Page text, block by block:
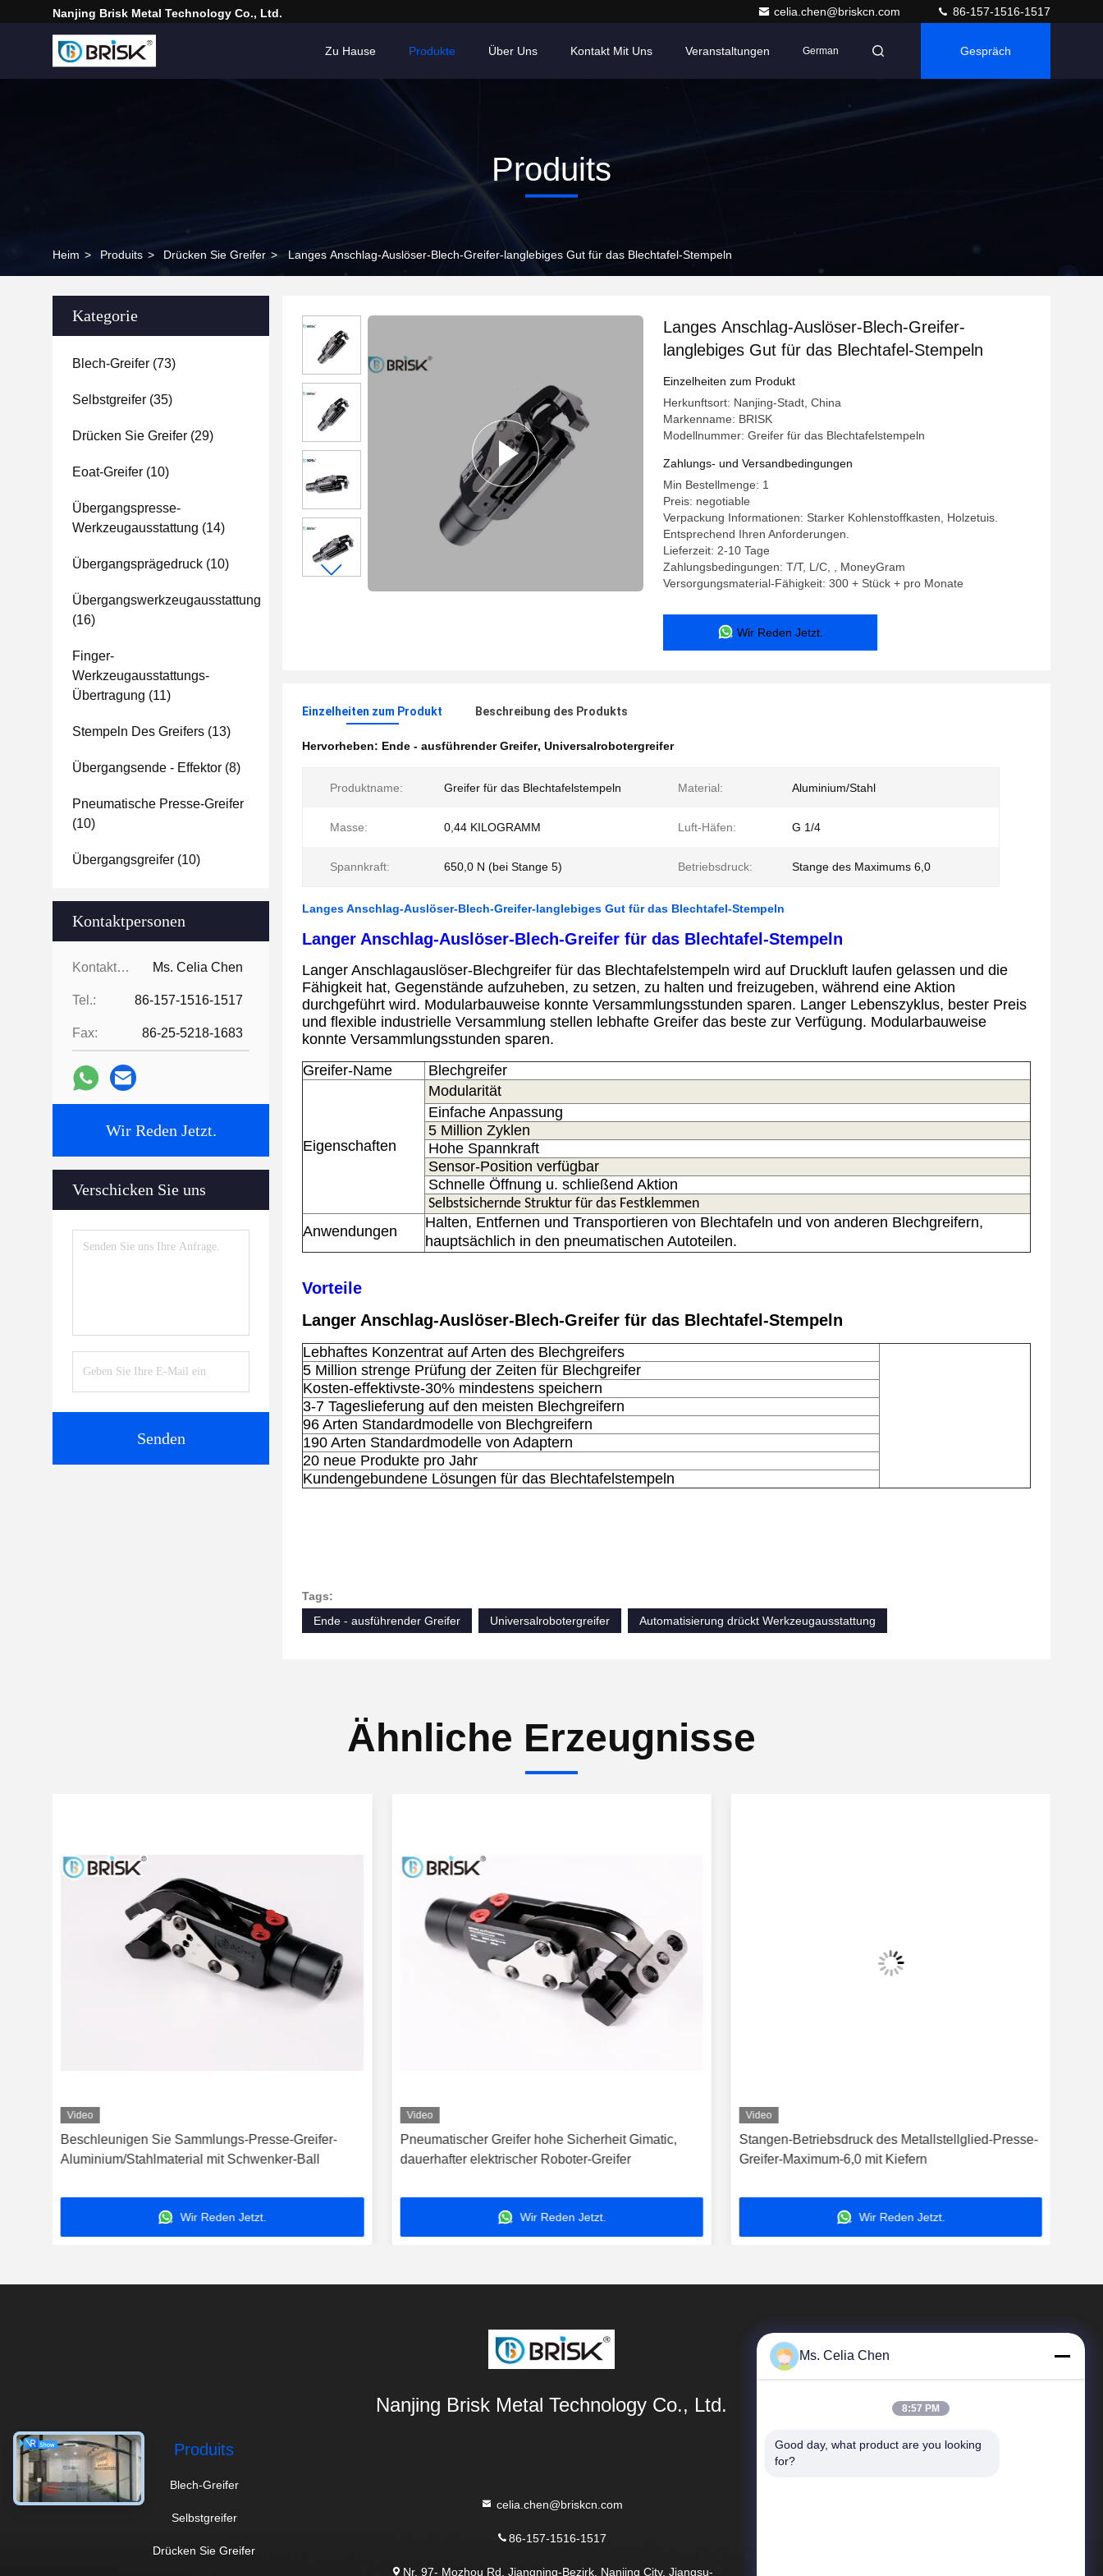
Nanjing Brisk Metal Technology Co., Ltd. celia.chen@briskcn.com 86-157-1516-1517
Zu Hause Produkte Über Uns Kontakt Mit Uns Veranstaltungen German Gespräch
Produits
Heim > Produits > Drücken Sie Greifer > Langes Anschlag-Auslöser-Blech-Greifer-langlebiges Gut für das Blechtafel-Stempeln
Kategorie
Blech-Greifer (73)
Selbstgreifer (35)
Drücken Sie Greifer (29)
Eoat-Greifer (10)
Übergangspresse-
Werkzeugausstattung (14)
Übergangsprägedruck (10)
Übergangswerkzeugausstattung
(16)
Finger-
Werkzeugausstattungs-
Übertragung (11)
Stempeln Des Greifers (13)
Übergangsende - Effektor (8)
Pneumatische Presse-Greifer
(10)
Übergangsgreifer (10)
Kontaktpersonen
Kontaktpersonen: Ms. Celia Chen
Tel.: 86-157-1516-1517
Fax: 86-25-5218-1683
Wir Reden Jetzt.
Verschicken Sie uns
Senden
Langes Anschlag-Auslöser-Blech-Greifer-
langlebiges Gut für das Blechtafel-Stempeln
Einzelheiten zum Produkt
Herkunftsort: Nanjing-Stadt, China
Markenname: BRISK
Modellnummer: Greifer für das Blechtafelstempeln
Zahlungs- und Versandbedingungen
Min Bestellmenge: 1
Preis: negotiable
Verpackung Informationen: Starker Kohlenstoffkasten, Holzetuis.
Entsprechend Ihren Anforderungen.
Lieferzeit: 2-10 Tage
Zahlungsbedingungen: T/T, L/C, , MoneyGram
Versorgungsmaterial-Fähigkeit: 300 + Stück + pro Monate
Wir Reden Jetzt.
Einzelheiten zum Produkt Beschreibung des Produkts
Hervorheben: Ende - ausführender Greifer, Universalrobotergreifer
Produktname: Greifer für das Blechtafelstempeln Material: Aluminium/Stahl
Masse: 0,44 KILOGRAMM Luft-Häfen: G 1/4
Spannkraft: 650,0 N (bei Stange 5) Betriebsdruck: Stange des Maximums 6,0
Langes Anschlag-Auslöser-Blech-Greifer-langlebiges Gut für das Blechtafel-Stempeln
Langer Anschlag-Auslöser-Blech-Greifer für das Blechtafel-Stempeln
Langer Anschlagauslöser-Blechgreifer für das Blechtafelstempeln wird auf Druckluft laufen gelassen und die
Fähigkeit hat, Gegenstände aufzuheben, zu setzen, zu halten und freizugeben, während eine Aktion
durchgeführt wird. Modularbauweise konnte Versammlungsstunden sparen. Langer Lebenszyklus, bester Preis
und flexible industrielle Versammlung stellen lebhafte Greifer das beste zur Verfügung. Modularbauweise
konnte Versammlungsstunden sparen.
Greifer-Name
Blechgreifer
Eigenschaften
Modularität
Einfache Anpassung
5 Million Zyklen
Hohe Spannkraft
Sensor-Position verfügbar
Schnelle Öffnung u. schließend Aktion
Selbstsichernde Struktur für das Festklemmen
Anwendungen
Halten, Entfernen und Transportieren von Blechtafeln und von anderen Blechgreifern,
hauptsächlich in den pneumatischen Autoteilen.
Vorteile
Langer Anschlag-Auslöser-Blech-Greifer für das Blechtafel-Stempeln
Lebhaftes Konzentrat auf Arten des Blechgreifers
5 Million strenge Prüfung der Zeiten für Blechgreifer
Kosten-effektivste-30% mindestens speichern
3-7 Tageslieferung auf den meisten Blechgreifern
96 Arten Standardmodelle von Blechgreifern
190 Arten Standardmodelle von Adaptern
20 neue Produkte pro Jahr
Kundengebundene Lösungen für das Blechtafelstempeln
Tags:
Ende - ausführender Greifer
Universalrobotergreifer Automatisierung drückt Werkzeugausstattung
Ähnliche Erzeugnisse
Video
Beschleunigen Sie Sammlungs-Presse-Greifer-
Aluminium/Stahlmaterial mit Schwenker-Ball
Wir Reden Jetzt.
Video
Pneumatischer Greifer hohe Sicherheit Gimatic,
dauerhafter elektrischer Roboter-Greifer
Wir Reden Jetzt.
Video
Stangen-Betriebsdruck des Metallstellglied-Presse-
Greifer-Maximum-6,0 mit Kiefern
Wir Reden Jetzt.
Nanjing Brisk Metal Technology Co., Ltd.
Produits
Blech-Greifer
Selbstgreifer
Drücken Sie Greifer
celia.chen@briskcn.com
86-157-1516-1517
Nr. 97- Mozhou Rd, Jiangning-Bezirk, Nanjing City, Jiangsu-
Schnelle Links
Ms. Celia Chen
8:57 PM
Good day, what product are you looking
for?